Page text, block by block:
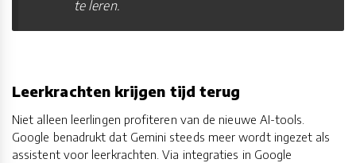
te leren.
Leerkrachten krijgen tijd terug
Niet alleen leerlingen profiteren van de nieuwe AI-tools.
Google benadrukt dat Gemini steeds meer wordt ingezet als
assistent voor leerkrachten. Via integraties in Google